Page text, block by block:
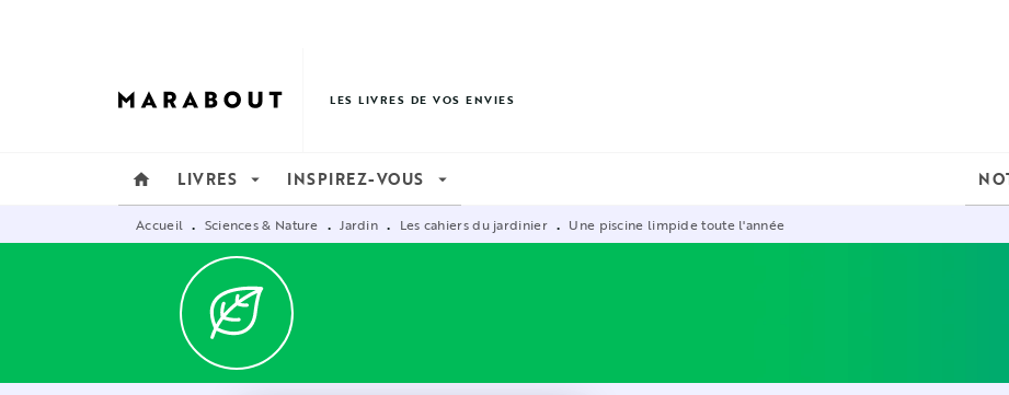
LES LIVRES DE VOS ENVIES
home LIVRES arrow_drop_down INSPIREZ-VOUS arrow_drop_down
Accueil • Sciences & Nature • Jardin • Les cahiers du jardinier • Une piscine limpide toute l'année